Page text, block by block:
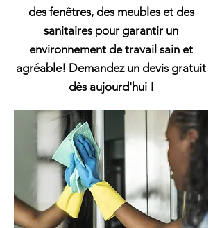
des fenêtres, des meubles et des
sanitaires pour garantir un
environnement de travail sain et
agréable! Demandez un devis gratuit
dès aujourd'hui !